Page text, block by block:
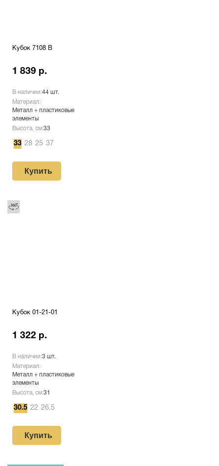
Кубок 7108 B
1 839 р.
В наличии:44 шт.
Материал:
Металл + пластиковые
элементы
Высота, см:33
33 28 25 37
Купить
Кубок 01-21-01
1 322 р.
В наличии:3 шт.
Материал:
Металл + пластиковые
элементы
Высота, см:31
30.5 22 26.5
Купить